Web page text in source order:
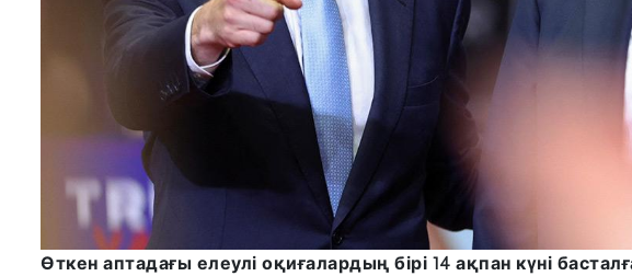
Өткен аптадағы елеулі оқиғалардың бірі 14 ақпан күні